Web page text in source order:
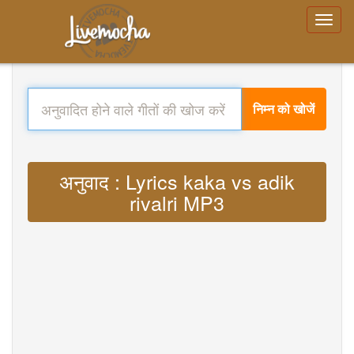
निम्न को खोजें
अनुवाद : Lyrics kaka vs adik
rivalri MP3